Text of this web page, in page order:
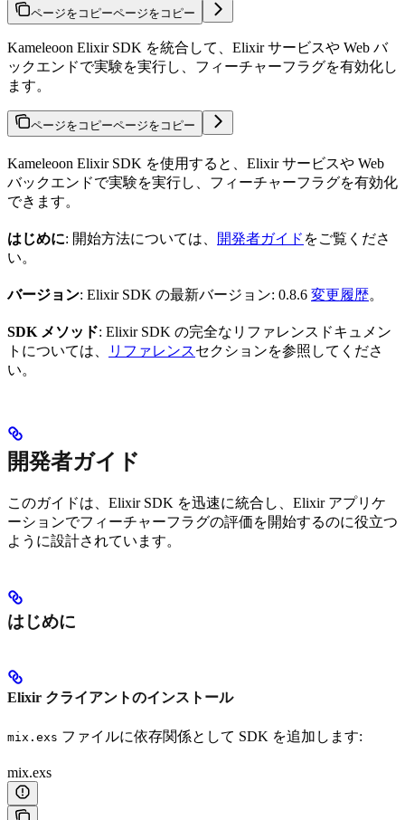
ページをコピーページをコピー
Kameleoon Elixir SDK を統合して、Elixir サービスや Web バ
ックエンドで実験を実行し、フィーチャーフラグを有効化し
ます。
ページをコピーページをコピー
Kameleoon Elixir SDK を使用すると、Elixir サービスや Web
バックエンドで実験を実行し、フィーチャーフラグを有効化
できます。
はじめに: 開始方法については、 開発者ガイド をご覧くださ
い。
バージョン: Elixir SDK の最新バージョン: 0.8.6 変更履歴。
SDK メソッド: Elixir SDK の完全なリファレンスドキュメン
トについては、
リファレンスセクションを参照してくださ
い。
開発者ガイド
このガイドは、Elixir SDK を迅速に統合し、Elixir アプリケ
ーションでフィーチャーフラグの評価を開始するのに役立つ
ように設計されています。
はじめに
Elixir クライアントのインストール
mix.exs ファイルに依存関係として SDK を追加します:
mix.exs